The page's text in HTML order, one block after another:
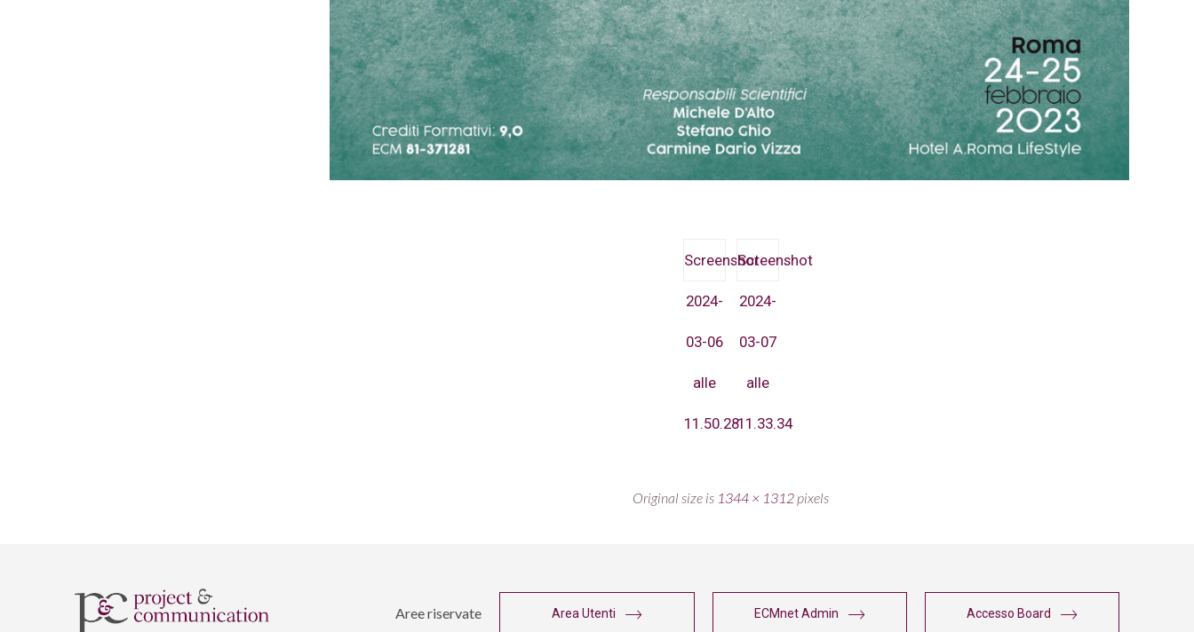
Screenshot
2024-
03-06
alle
11.50.28
Screenshot
2024-
03-07
alle
11.33.34
Original size is 1344 × 1312 pixels
Aree riservate Area Utenti ECMnet Admin Accesso Board